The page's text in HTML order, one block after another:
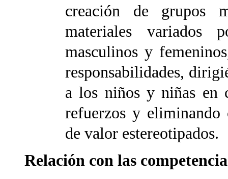
creación de grupos
materiales variados
masculinos y
responsabilidades,
a los niños y niñas en
refuerzos y eliminando
de valor estereotipados.
Relación con las